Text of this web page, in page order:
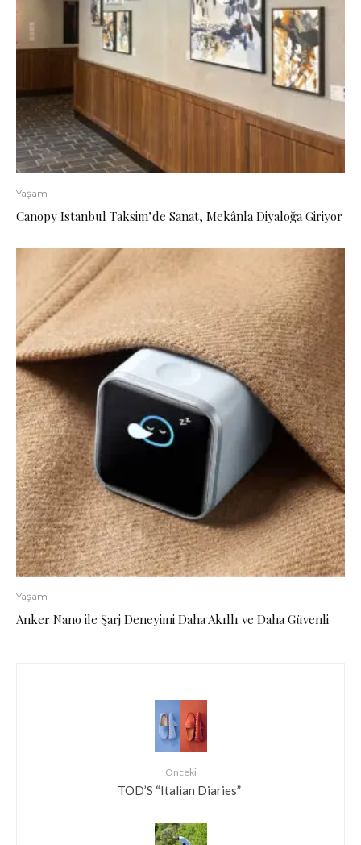
Yaşam
Canopy Istanbul Taksim’de Sanat, Mekânla Diyaloğa Giriyor
Yaşam
Anker Nano ile Şarj Deneyimi Daha Akıllı ve Daha Güvenli
Önceki
TOD’S “Italian Diaries”